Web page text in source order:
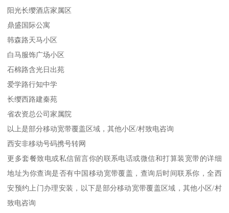
阳光长缨酒店家属区
鼎盛国际公寓
韩森路天马小区
白马服饰广场小区
石棉路含光日出苑
爱学路行知中学
长缨西路建秦苑
省农资总公司家属院
以上是部分移动宽带覆盖区域，其他小区/村致电咨询
西安非移动号码携号转网
更多套餐致电或私信留言你的联系电话或微信和打算装宽带的详细
地址为你查询是否有中国移动宽带覆盖，查询后时间联系你，全西
安预约上门办理安装，以下是部分移动宽带覆盖区域，其他小区/村
致电咨询